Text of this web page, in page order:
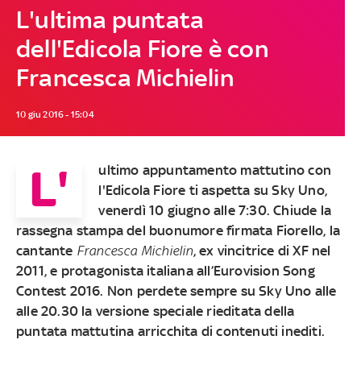
L'ultima puntata
dell'Edicola Fiore è con
Francesca Michielin
10 giu 2016 - 15:04
L'
ultimo appuntamento mattutino con
l'Edicola Fiore ti aspetta su Sky Uno,
venerdì 10 giugno alle 7:30. Chiude la
rassegna stampa del buonumore firmata Fiorello, la
cantante Francesca Michielin, ex vincitrice di XF nel
2011, e protagonista italiana all’Eurovision Song
Contest 2016. Non perdete sempre su Sky Uno alle
alle 20.30 la versione speciale rieditata della
puntata mattutina arricchita di contenuti inediti.